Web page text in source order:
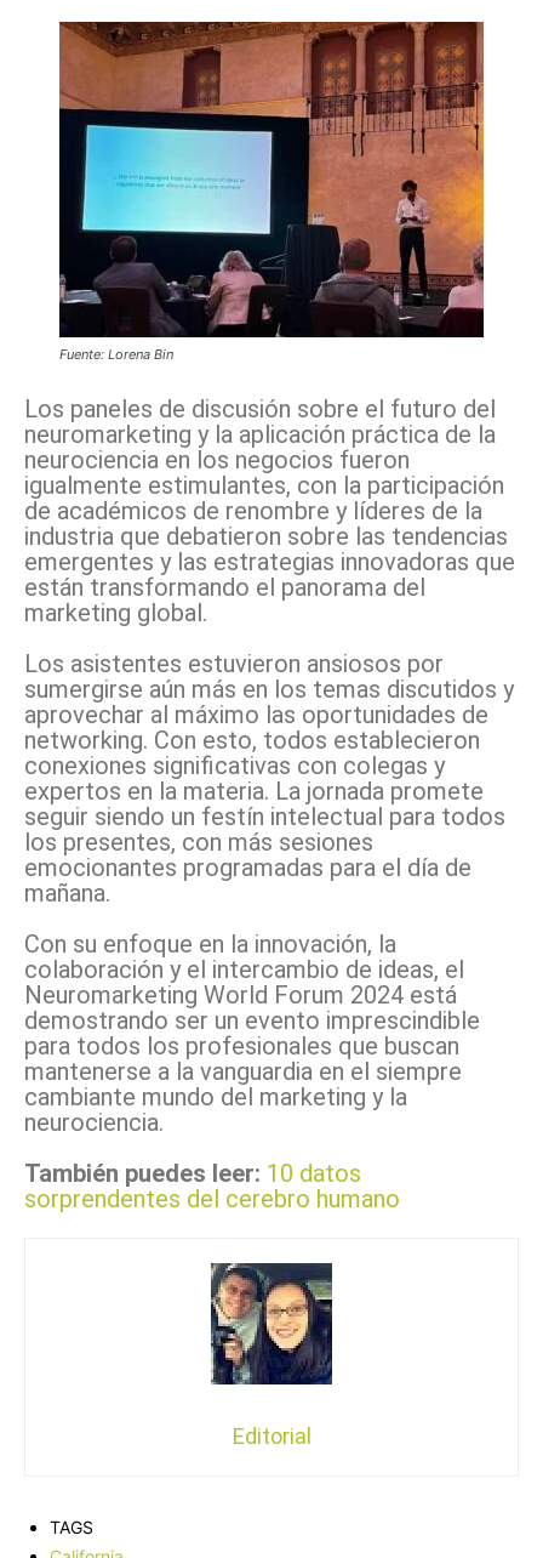
Fuente: Lorena Bin
Los paneles de discusión sobre el futuro del
neuromarketing y la aplicación práctica de la
neurociencia en los negocios fueron
igualmente estimulantes, con la participación
de académicos de renombre y líderes de la
industria que debatieron sobre las tendencias
emergentes y las estrategias innovadoras que
están transformando el panorama del
marketing global.
Los asistentes estuvieron ansiosos por
sumergirse aún más en los temas discutidos y
aprovechar al máximo las oportunidades de
networking. Con esto, todos establecieron
conexiones significativas con colegas y
expertos en la materia. La jornada promete
seguir siendo un festín intelectual para todos
los presentes, con más sesiones
emocionantes programadas para el día de
mañana.
Con su enfoque en la innovación, la
colaboración y el intercambio de ideas, el
Neuromarketing World Forum 2024 está
demostrando ser un evento imprescindible
para todos los profesionales que buscan
mantenerse a la vanguardia en el siempre
cambiante mundo del marketing y la
neurociencia.
También puedes leer: 10 datos
sorprendentes del cerebro humano
Editorial
TAGS